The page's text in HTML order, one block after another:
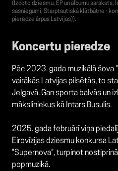
(Izdoto dziesmu, EP un albumu saraksts,
sasniegumi, Starptautiskā klātbūtne -
pieredze ārpus Latvijas)).
Koncertu pieredze
Pēc 2023. gada muzikālā šova
vairākās Latvijas pilsētās, to
Jelgavā. Gan sporta balvās un
māksliniekus kā Intars Busulis.
2025. gada februārī viņa
Eirovīzijas dziesmu konkursa
"Supernova", turpinot
popmuzikā.